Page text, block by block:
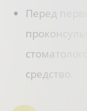
Перед
средство.